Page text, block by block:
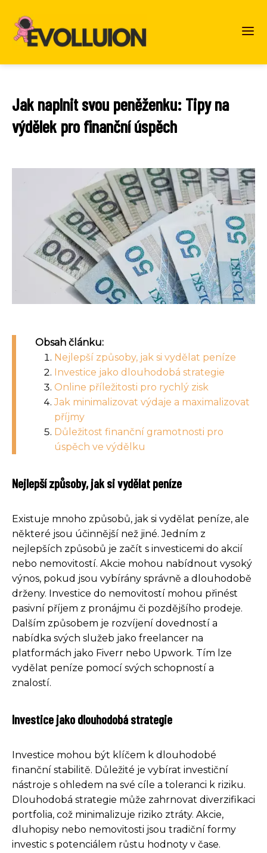
Jak naplnit svou peněženku: Tipy na
výdělek pro finanční úspěch
Obsah článku:
Nejlepší způsoby, jak si vydělat peníze
Investice jako dlouhodobá strategie
Online příležitosti pro rychlý zisk
Jak minimalizovat výdaje a maximalizovat
příjmy
Důležitost finanční gramotnosti pro
úspěch ve výdělku
Nejlepší způsoby, jak si vydělat peníze
Existuje mnoho způsobů, jak si vydělat peníze, ale
některé jsou účinnější než jiné. Jedním z
nejlepších způsobů je začít s investicemi do akcií
nebo nemovitostí. Akcie mohou nabídnout vysoký
výnos, pokud jsou vybírány správně a dlouhodobě
drženy. Investice do nemovitostí mohou přinést
pasivní příjem z pronájmu či pozdějšího prodeje.
Dalším způsobem je rozvíjení dovedností a
nabídka svých služeb jako freelancer na
platformách jako Fiverr nebo Upwork. Tím lze
vydělat peníze pomocí svých schopností a
znalostí.
Investice jako dlouhodobá strategie
Investice mohou být klíčem k dlouhodobé
finanční stabilitě. Důležité je vybírat investiční
nástroje s ohledem na své cíle a toleranci k riziku.
Dlouhodobá strategie může zahrnovat diverzifikaci
portfolia, což minimalizuje riziko ztráty. Akcie,
dluhopisy nebo nemovitosti jsou tradiční formy
investic s potenciálem růstu hodnoty v čase.